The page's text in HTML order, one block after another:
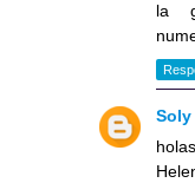
la
Soly
holas